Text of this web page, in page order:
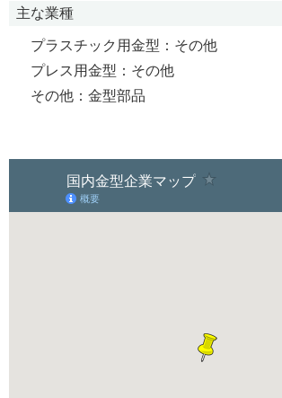
主な業種
プラスチック用金型：その他
プレス用金型：その他
その他：金型部品